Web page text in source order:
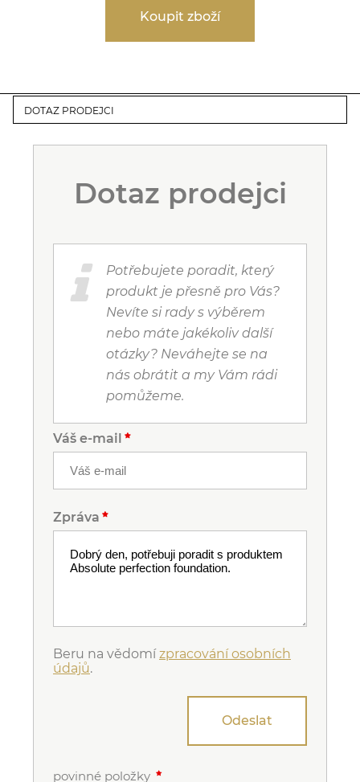
Koupit zboží
DOTAZ PRODEJCI
Dotaz prodejci
Potřebujete poradit, který
produkt je přesně pro Vás?
Nevíte si rady s výběrem
nebo máte jakékoliv další
otázky? Neváhejte se na
nás obrátit a my Vám rádi
pomůžeme.
Váš e-mail
Zpráva
Beru na vědomízpracování osobních
údajů.
Odeslat
povinné položky